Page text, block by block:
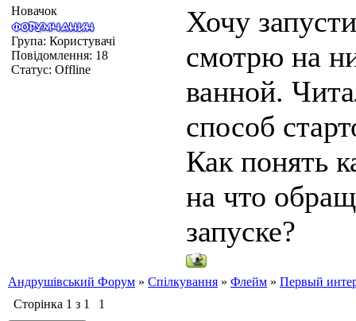
Новачок
Група: Користувачі
Повідомлення: 18
Статус: Offline
Хочу
смотрю на
ванной.
способ
Как понять
на что
запуске?
Андрушівський Форум » Спілкування » Флейм » Первый
Сторінка 1 з 1 1